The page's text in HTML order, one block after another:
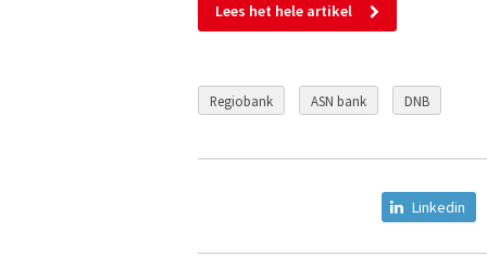
Lees het hele artikel
Regiobank ASN bank DNB
Linkedin